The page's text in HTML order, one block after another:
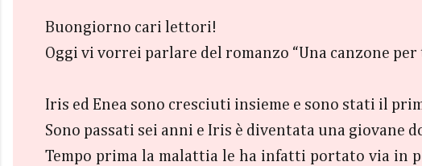
Buongiorno cari lettori!
Oggi vi vorrei parlare del romanzo “Una canzone
Iris ed Enea sono cresciuti insieme e sono stati il
Sono passati sei anni e Iris è diventata una giovane
Tempo prima la malattia le ha infatti portato via in